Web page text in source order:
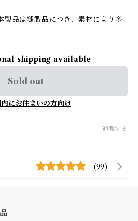
品は縫製品につき、素材により多
shipping available
Sold out
内にお住まいの方向け
通報する
(99)